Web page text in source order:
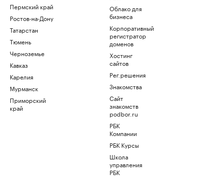
Пермский край
Ростов-на-Дону
Татарстан
Тюмень
Черноземье
Кавказ
Карелия
Мурманск
Приморский
край
Облако для
бизнеса
Корпоративный
регистратор
доменов
Хостинг
сайтов
Рег.решения
Знакомства
Сайт
знакомств
podbor.ru
РБК
Компании
РБК Курсы
Школа
управления
РБК